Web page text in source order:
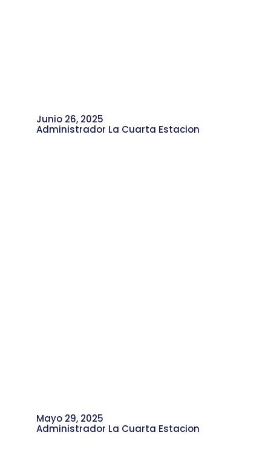
Junio 26, 2025
Administrador La Cuarta Estacion
Mayo 29, 2025
Administrador La Cuarta Estacion